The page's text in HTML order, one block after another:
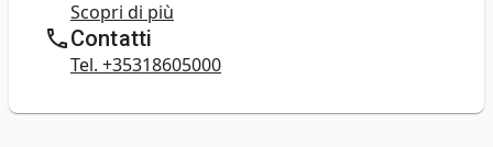
Scopri di più
Contatti
Tel. +35318605000